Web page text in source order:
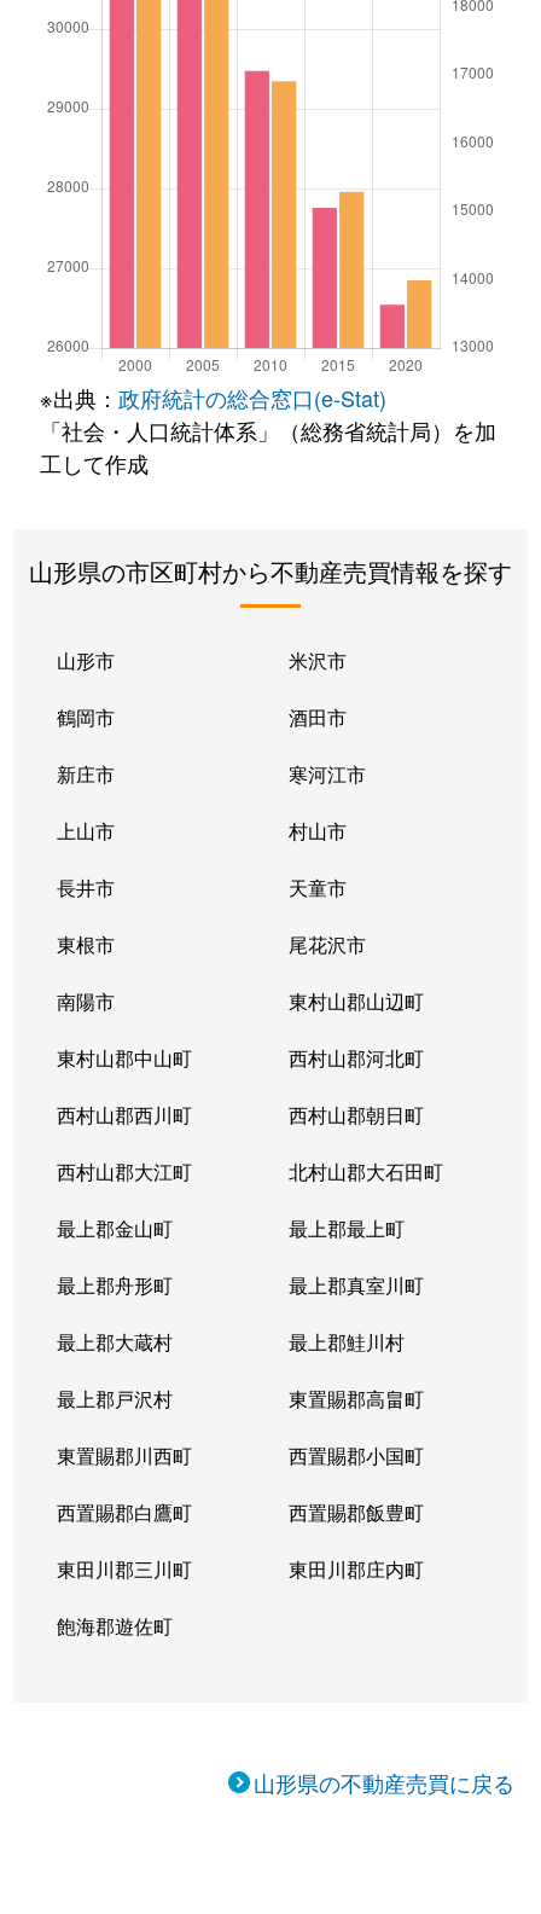
※出典： 政府統計の総合窓口(e-Stat)
「社会・人口統計体系」（総務省統計局）を加
工して作成
山形県の市区町村から不動産売買情報を探す
山形市 米沢市
鶴岡市 酒田市
新庄市 寒河江市
上山市 村山市
長井市 天童市
東根市 尾花沢市
南陽市 東村山郡山辺町
東村山郡中山町 西村山郡河北町
西村山郡西川町 西村山郡朝日町
西村山郡大江町 北村山郡大石田町
最上郡金山町 最上郡最上町
最上郡舟形町 最上郡真室川町
最上郡大蔵村 最上郡鮭川村
最上郡戸沢村 東置賜郡高畠町
東置賜郡川西町 西置賜郡小国町
西置賜郡白鷹町 西置賜郡飯豊町
東田川郡三川町 東田川郡庄内町
飽海郡遊佐町
山形県の不動産売買に戻る